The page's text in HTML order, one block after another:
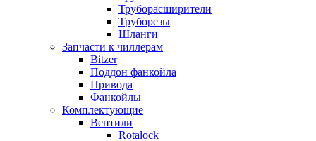
Труборасширители
Труборезы
Шланги
Запчасти к чиллерам
Bitzer
Поддон фанкойла
Привода
Фанкойлы
Комплектующие
Вентили
Rotalock